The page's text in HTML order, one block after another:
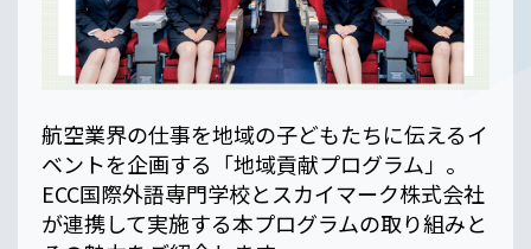
航空業界の仕事を地域の子どもたちに伝えるイ
ベントを企画する「地域貢献プログラム」。
ECC国際外語専門学校とスカイマーク株式会社
が連携して実施する本プログラムの取り組みと